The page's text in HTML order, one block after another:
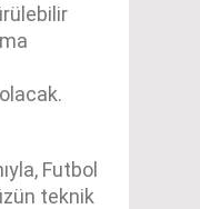
Futbol
teknik